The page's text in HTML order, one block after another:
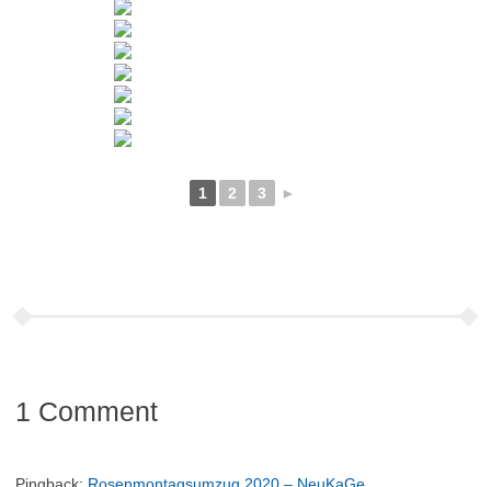
1 2 3 ►
1 Comment
Pingback: Rosenmontagsumzug 2020 – NeuKaGe